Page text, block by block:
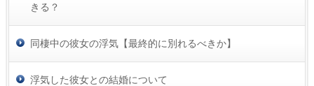
きる？
同棲中の彼女の浮気【最終的に別れるべきか】
浮気した彼女との結婚について